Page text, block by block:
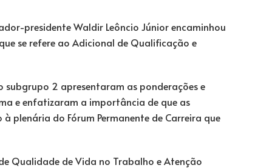
presidente Waldir Leôncio Júnior encaminhou
se refere ao Adicional de Qualificação e
subgrupo 2 apresentaram as ponderações e
e enfatizaram a importância de que as
plenária do Fórum Permanente de Carreira que
Qualidade de Vida no Trabalho e Atenção